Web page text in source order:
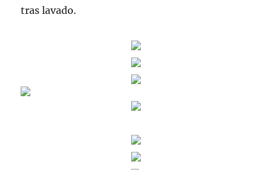
tras lavado.